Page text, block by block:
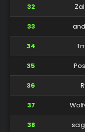
32
33
34
35
36
37
38